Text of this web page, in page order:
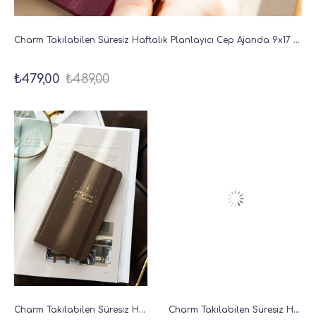
Charm Takılabilen Süresiz Haftalık Planlayıcı Cep Ajanda 9x17 cm Bordo
₺479,00 ₺489,00
Charm Takılabilen Süresiz Haftalık Planlayıcı Cep Ajanda 9x17 cm Kahverengi Charm Takılabilen Süresiz Haftalık Planlayıcı Cep Ajanda 9x17 cm Kedili Pul